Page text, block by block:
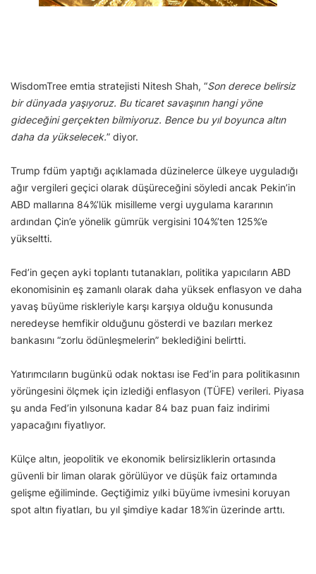
WisdomTree emtia stratejisti Nitesh Shah, “Son derece belirsiz
bir dünyada yaşıyoruz. Bu ticaret savaşının hangi yöne
gideceğini gerçekten bilmiyoruz. Bence bu yıl boyunca altın
daha da yükselecek.” diyor.
Trump fdüm yaptığı açıklamada düzinelerce ülkeye uyguladığı
ağır vergileri geçici olarak düşüreceğini söyledi ancak Pekin’in
ABD mallarına 84%’lük misilleme vergi uygulama kararının
ardından Çin’e yönelik gümrük vergisini 104%’ten 125%’e
yükseltti.
Fed’in geçen ayki toplantı tutanakları, politika yapıcıların ABD
ekonomisinin eş zamanlı olarak daha yüksek enflasyon ve daha
yavaş büyüme riskleriyle karşı karşıya olduğu konusunda
neredeyse hemfikir olduğunu gösterdi ve bazıları merkez
bankasını “zorlu ödünleşmelerin” beklediğini belirtti.
Yatırımcıların bugünkü odak noktası ise Fed’in para politikasının
yörüngesini ölçmek için izlediği enflasyon (TÜFE) verileri. Piyasa
şu anda Fed’in yılsonuna kadar 84 baz puan faiz indirimi
yapacağını fiyatlıyor.
Külçe altın, jeopolitik ve ekonomik belirsizliklerin ortasında
güvenli bir liman olarak görülüyor ve düşük faiz ortamında
gelişme eğiliminde. Geçtiğimiz yılki büyüme ivmesini koruyan
spot altın fiyatları, bu yıl şimdiye kadar 18%’in üzerinde arttı.